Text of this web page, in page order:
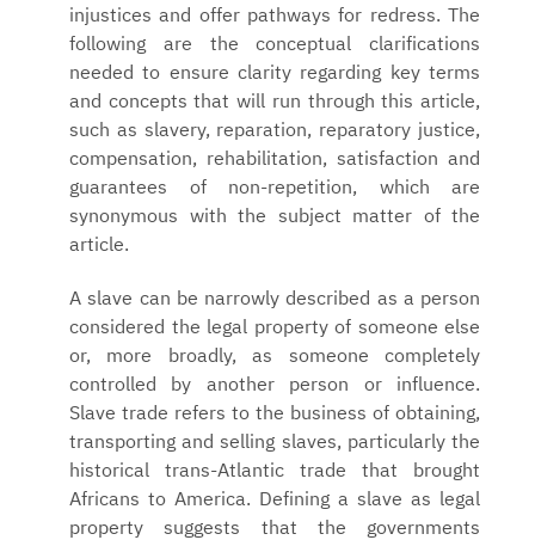
injustices and offer pathways for redress. The
following are the conceptual clarifications
needed to ensure clarity regarding key terms
and concepts that will run through this article,
such as slavery, reparation, reparatory justice,
compensation, rehabilitation, satisfaction and
guarantees of non-repetition, which are
synonymous with the subject matter of the
article.
A slave can be narrowly described as a person
considered the legal property of someone else
or, more broadly, as someone completely
controlled by another person or influence.
Slave trade refers to the business of obtaining,
transporting and selling slaves, particularly the
historical trans-Atlantic trade that brought
Africans to America. Defining a slave as legal
property suggests that the governments